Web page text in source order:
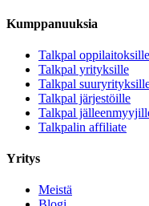
Kumppanuuksia
Talkpal oppilaitoksille
Talkpal yrityksille
Talkpal
Talkpal järjestöille
Talkpal
Talkpalin affiliate
Yritys
Meistä